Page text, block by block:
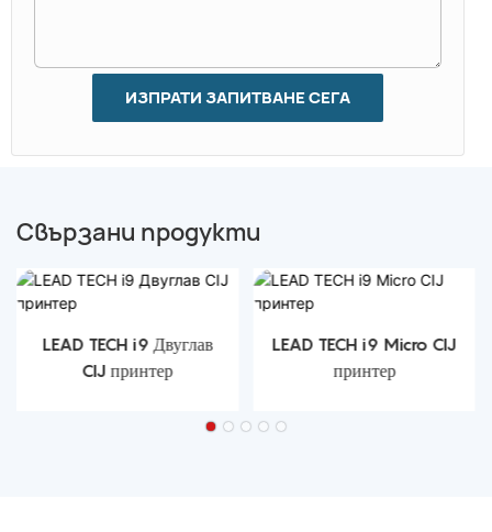
ИЗПРАТИ ЗАПИТВАНЕ СЕГА
Свързани продукти
LEAD TECH i9 Двуглав
CIJ принтер
LEAD TECH i9 Micro CIJ
принтер